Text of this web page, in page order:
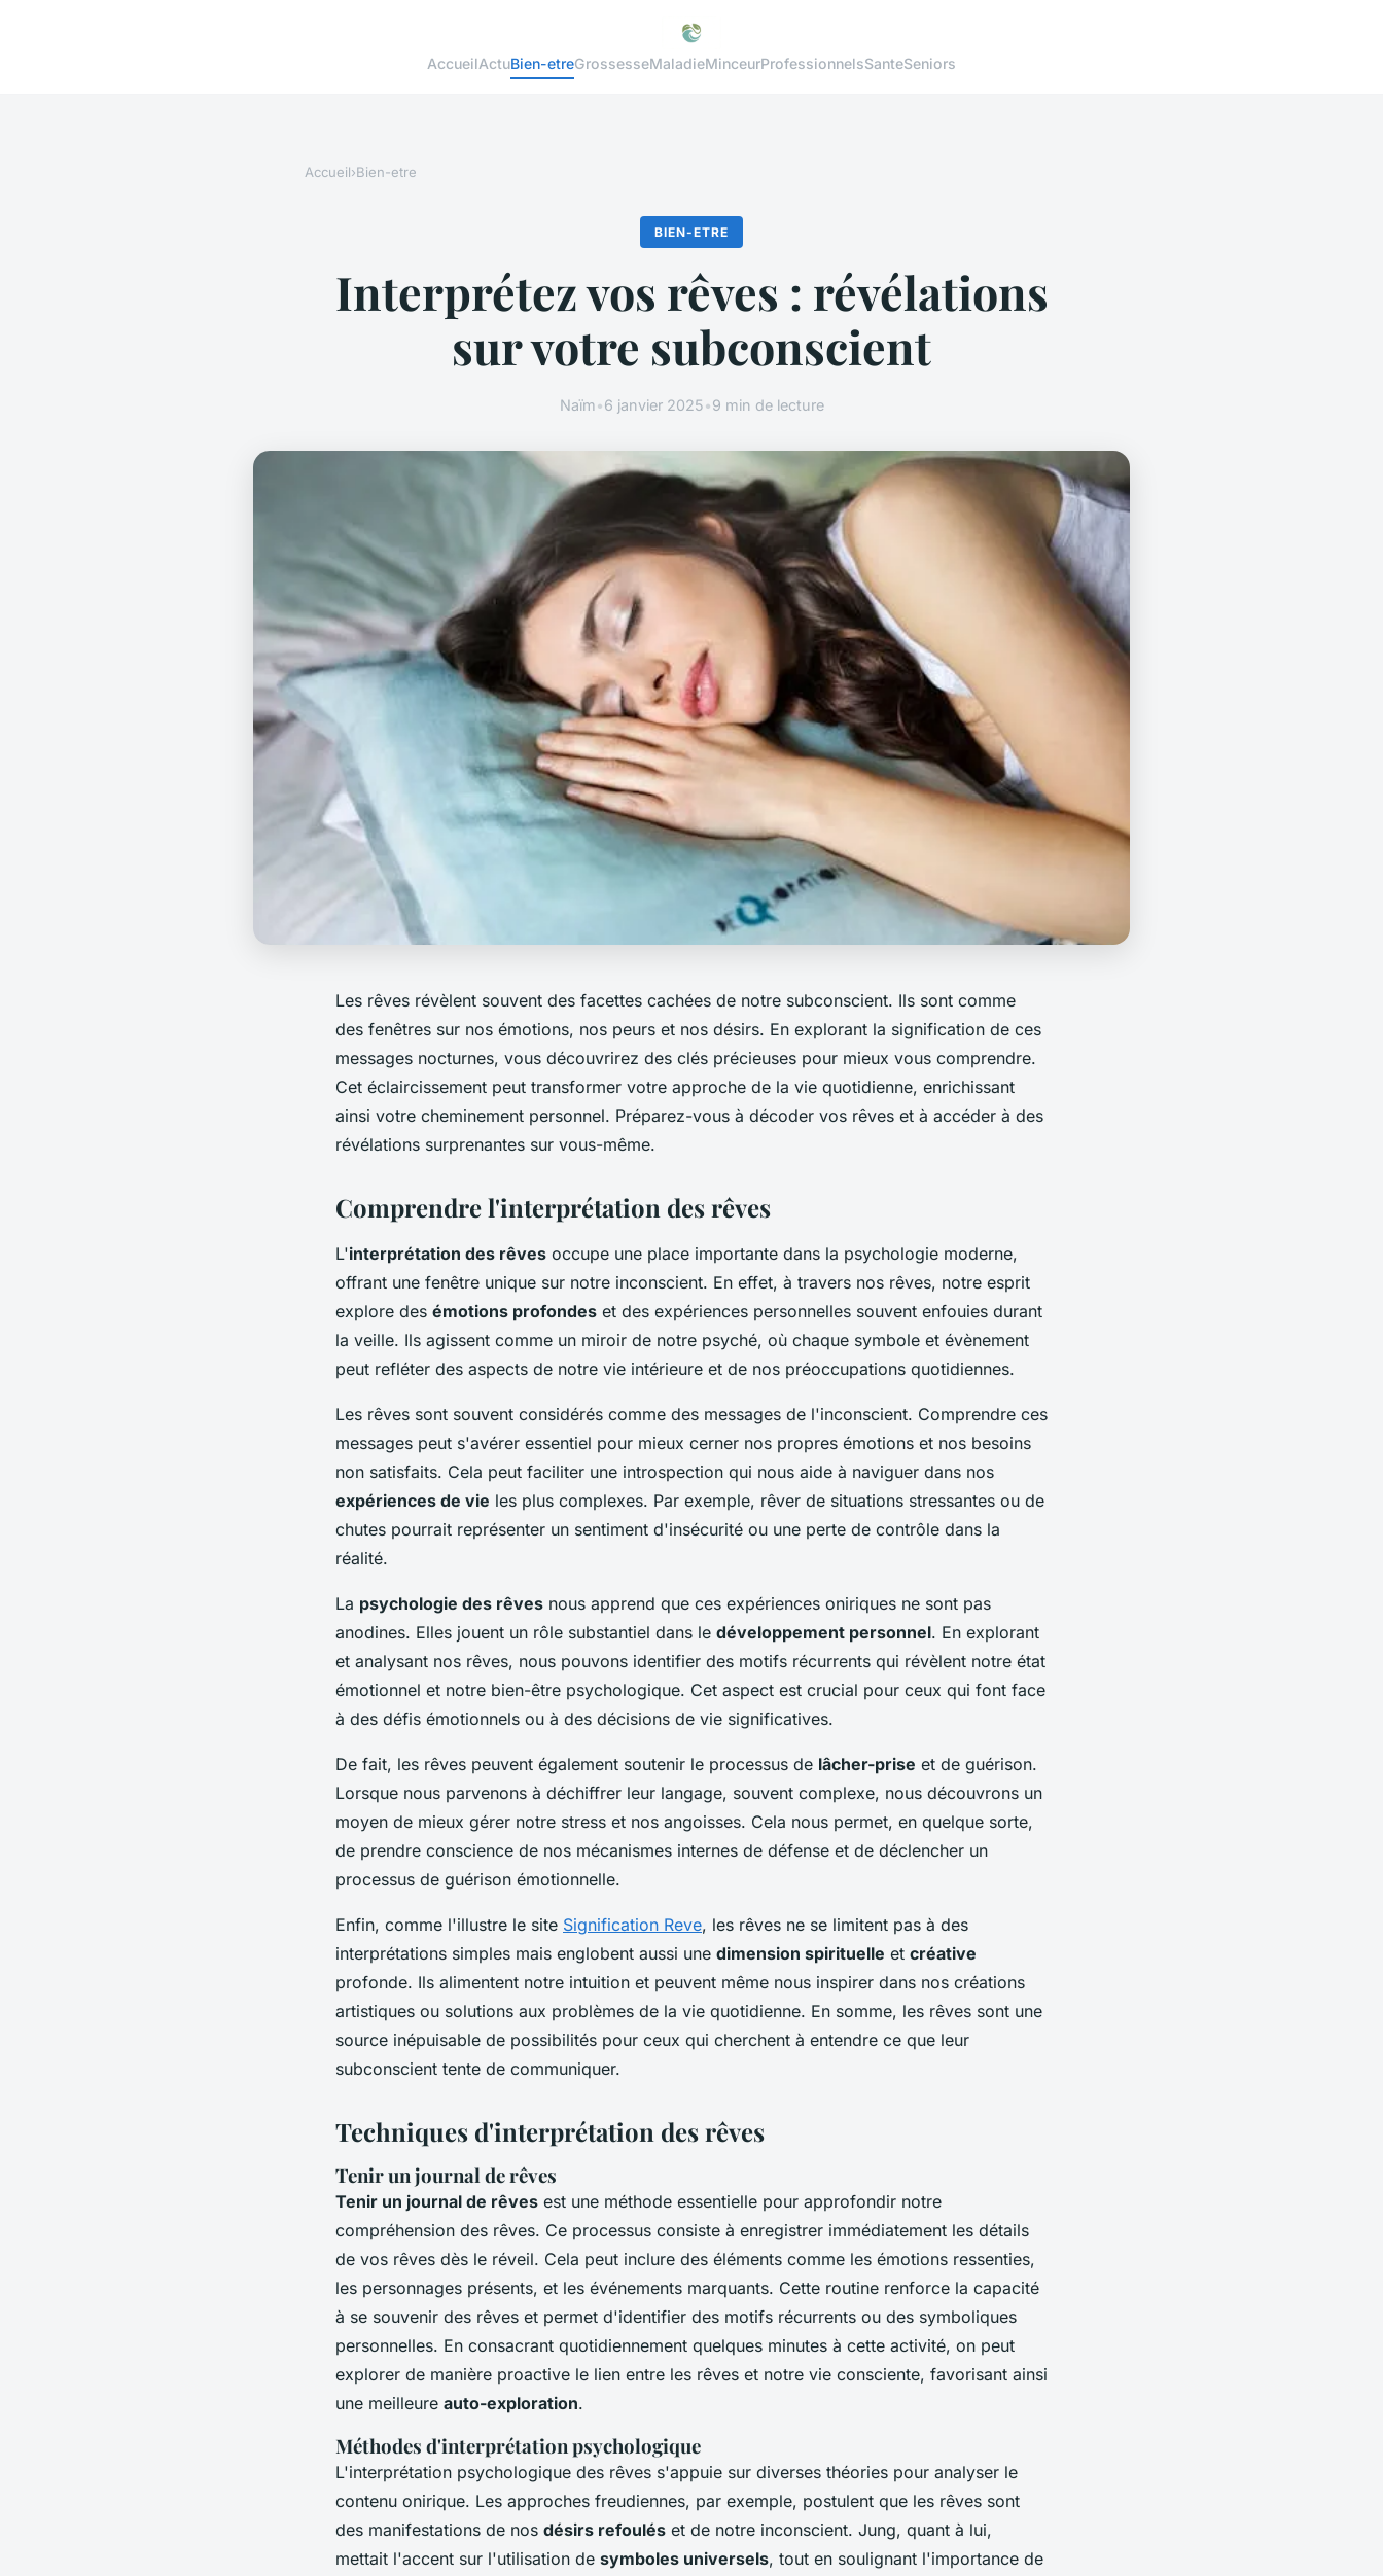
AccueilActuBien-etreGrossesseMaladieMinceurProfessionnelsSanteSeniors
Accueil›Bien-etre
BIEN-ETRE
Interprétez vos rêves : révélations
sur votre subconscient
Naïm•6 janvier 2025•9 min de lecture
Les rêves révèlent souvent des facettes cachées de notre subconscient. Ils sont comme
des fenêtres sur nos émotions, nos peurs et nos désirs. En explorant la signification de ces
messages nocturnes, vous découvrirez des clés précieuses pour mieux vous comprendre.
Cet éclaircissement peut transformer votre approche de la vie quotidienne, enrichissant
ainsi votre cheminement personnel. Préparez-vous à décoder vos rêves et à accéder à des
révélations surprenantes sur vous-même.
Comprendre l'interprétation des rêves
L'interprétation des rêves occupe une place importante dans la psychologie moderne,
offrant une fenêtre unique sur notre inconscient. En effet, à travers nos rêves, notre esprit
explore des émotions profondes et des expériences personnelles souvent enfouies durant
la veille. Ils agissent comme un miroir de notre psyché, où chaque symbole et évènement
peut refléter des aspects de notre vie intérieure et de nos préoccupations quotidiennes.
Les rêves sont souvent considérés comme des messages de l'inconscient. Comprendre ces
messages peut s'avérer essentiel pour mieux cerner nos propres émotions et nos besoins
non satisfaits. Cela peut faciliter une introspection qui nous aide à naviguer dans nos
expériences de vie les plus complexes. Par exemple, rêver de situations stressantes ou de
chutes pourrait représenter un sentiment d'insécurité ou une perte de contrôle dans la
réalité.
La psychologie des rêves nous apprend que ces expériences oniriques ne sont pas
anodines. Elles jouent un rôle substantiel dans le développement personnel. En explorant
et analysant nos rêves, nous pouvons identifier des motifs récurrents qui révèlent notre état
émotionnel et notre bien-être psychologique. Cet aspect est crucial pour ceux qui font face
à des défis émotionnels ou à des décisions de vie significatives.
De fait, les rêves peuvent également soutenir le processus de lâcher-prise et de guérison.
Lorsque nous parvenons à déchiffrer leur langage, souvent complexe, nous découvrons un
moyen de mieux gérer notre stress et nos angoisses. Cela nous permet, en quelque sorte,
de prendre conscience de nos mécanismes internes de défense et de déclencher un
processus de guérison émotionnelle.
Enfin, comme l'illustre le site Signification Reve, les rêves ne se limitent pas à des
interprétations simples mais englobent aussi une dimension spirituelle et créative
profonde. Ils alimentent notre intuition et peuvent même nous inspirer dans nos créations
artistiques ou solutions aux problèmes de la vie quotidienne. En somme, les rêves sont une
source inépuisable de possibilités pour ceux qui cherchent à entendre ce que leur
subconscient tente de communiquer.
Techniques d'interprétation des rêves
Tenir un journal de rêves
Tenir un journal de rêves est une méthode essentielle pour approfondir notre
compréhension des rêves. Ce processus consiste à enregistrer immédiatement les détails
de vos rêves dès le réveil. Cela peut inclure des éléments comme les émotions ressenties,
les personnages présents, et les événements marquants. Cette routine renforce la capacité
à se souvenir des rêves et permet d'identifier des motifs récurrents ou des symboliques
personnelles. En consacrant quotidiennement quelques minutes à cette activité, on peut
explorer de manière proactive le lien entre les rêves et notre vie consciente, favorisant ainsi
une meilleure auto-exploration.
Méthodes d'interprétation psychologique
L'interprétation psychologique des rêves s'appuie sur diverses théories pour analyser le
contenu onirique. Les approches freudiennes, par exemple, postulent que les rêves sont
des manifestations de nos désirs refoulés et de notre inconscient. Jung, quant à lui,
mettait l'accent sur l'utilisation de symboles universels, tout en soulignant l'importance de